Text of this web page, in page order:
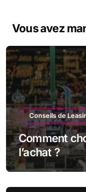
Vous avez
Conseils de
Comment
l’achat ?